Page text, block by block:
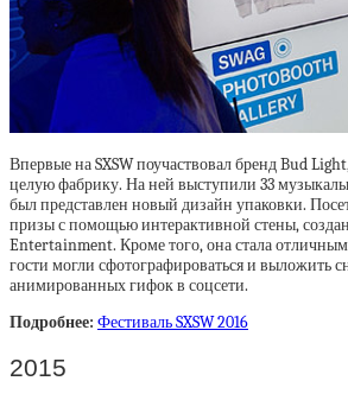
Впервые на SXSW поучаствовал бренд Bud
целую фабрику. На ней выступили 33
был представлен новый дизайн упаковки.
призы с помощью интерактивной стены,
Entertainment. Кроме того, она стала
гости могли сфотографироваться и выложить
анимированных гифок в соцсети.
Подробнее: Фестиваль SXSW 2016
2015